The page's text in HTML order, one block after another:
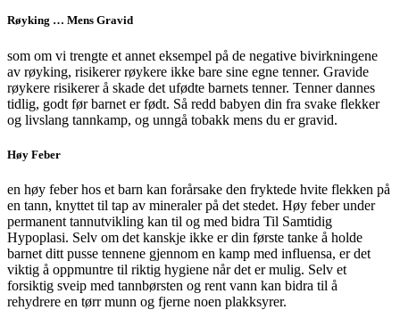
Røyking … Mens Gravid
som om vi trengte et annet eksempel på de negative bivirkningene
av røyking, risikerer røykere ikke bare sine egne tenner. Gravide
røykere risikerer å skade det ufødte barnets tenner. Tenner dannes
tidlig, godt før barnet er født. Så redd babyen din fra svake flekker
og livslang tannkamp, og unngå tobakk mens du er gravid.
Høy Feber
en høy feber hos et barn kan forårsake den fryktede hvite flekken på
en tann, knyttet til tap av mineraler på det stedet. Høy feber under
permanent tannutvikling kan til og med bidra Til Samtidig
Hypoplasi. Selv om det kanskje ikke er din første tanke å holde
barnet ditt pusse tennene gjennom en kamp med influensa, er det
viktig å oppmuntre til riktig hygiene når det er mulig. Selv et
forsiktig sveip med tannbørsten og rent vann kan bidra til å
rehydrere en tørr munn og fjerne noen plakksyrer.